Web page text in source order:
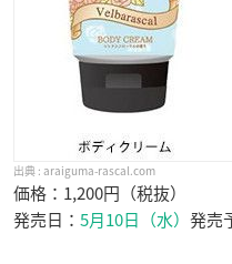
araiguma-rascal.com
価格：1,200円（税抜）
発売日： 5月10日（水） 発売